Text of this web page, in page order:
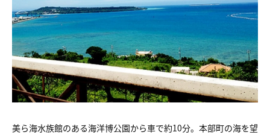
美ら海水族館のある海洋博公園から車で約10分。本部町の海を望